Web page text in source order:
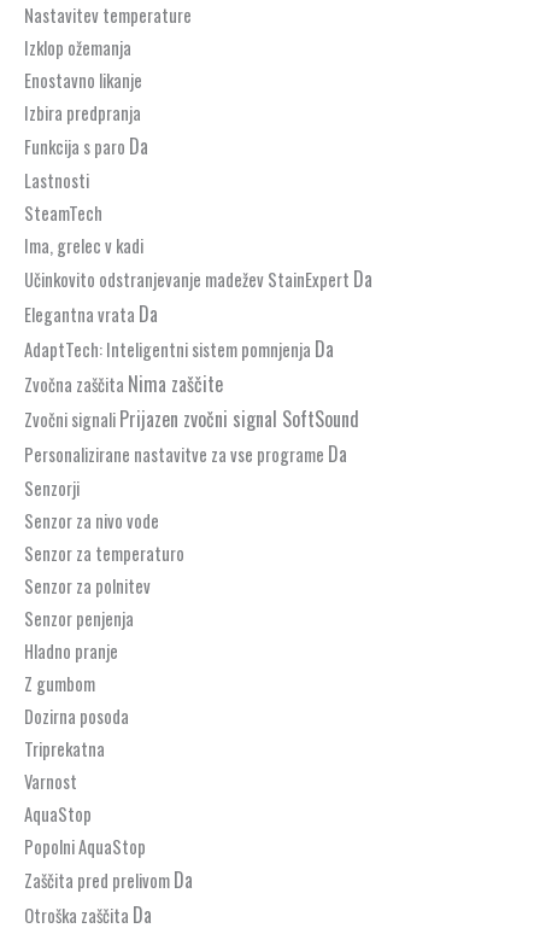
Nastavitev temperature
Izklop ožemanja
Enostavno likanje
Izbira predpranja
Funkcija s paro Da
Lastnosti
SteamTech
Ima, grelec v kadi
Učinkovito odstranjevanje madežev StainExpert Da
Elegantna vrata Da
AdaptTech: Inteligentni sistem pomnjenja Da
Zvočna zaščita Nima zaščite
Zvočni signaliPrijazen zvočni signal SoftSound
Personalizirane nastavitve za vse programe Da
Senzorji
Senzor za nivo vode
Senzor za temperaturo
Senzor za polnitev
Senzor penjenja
Hladno pranje
Z gumbom
Dozirna posoda
Triprekatna
Varnost
AquaStop
Popolni AquaStop
Zaščita pred prelivomDa
Otroška zaščita Da